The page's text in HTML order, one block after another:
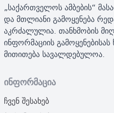
„საქართველოს ამბების“
და მთლიანი გამოყენება
აკრძალულია. თანხმობის
ინფორმაციის
მითითება სავალდებულოა.
ინფორმაცია
ჩვენ შესახებ